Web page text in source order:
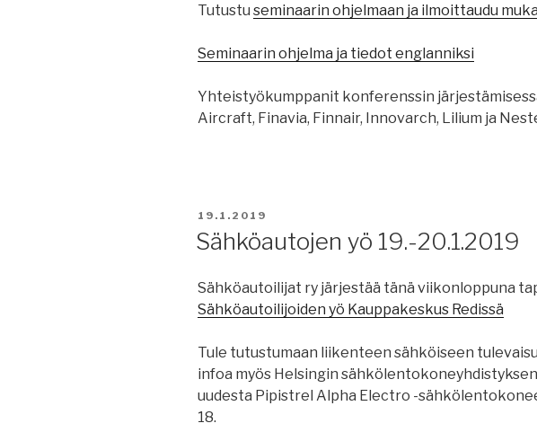
Tutustu seminaarin ohjelmaan ja ilmoittaudu
Seminaarin ohjelma ja tiedot englanniksi
Yhteistyökumppanit konferenssin
Aircraft, Finavia, Finnair, Innovarch, Lilium ja
JULKAISTU
19.1.2019
Sähköautojen yö 19.-20.1.2019
Sähköautoilijat ry järjestää tänä viikonloppuna
Sähköautoilijoiden yö Kauppakeskus Redissä
Tule tutustumaan liikenteen sähköiseen
infoa myös Helsingin
uudesta Pipistrel Alpha Electro -
18.